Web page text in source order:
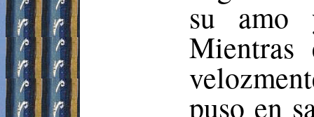
su amo
Mientras
puso en